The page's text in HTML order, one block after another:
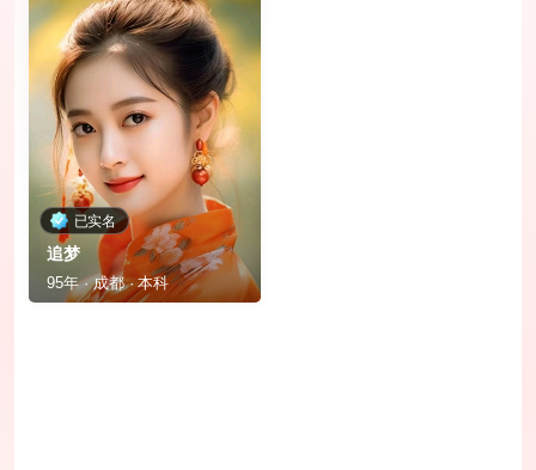
已实名
追梦
95年 · 成都 · 本科